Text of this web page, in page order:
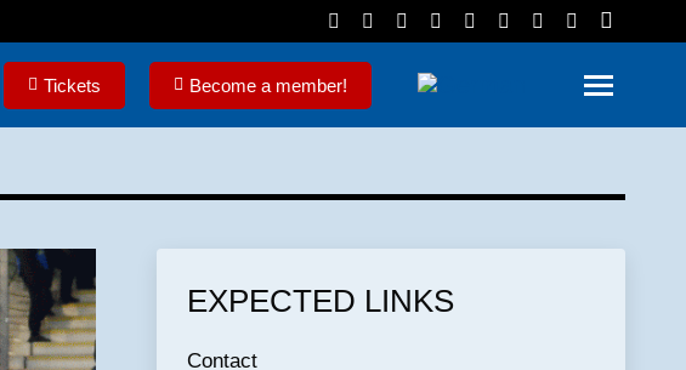
Tickets Become a member!
EXPECTED LINKS
Contact